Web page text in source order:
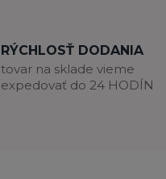
RÝCHLOSŤ DODANIA
tovar na sklade vieme
expedovať do 24 HODÍN